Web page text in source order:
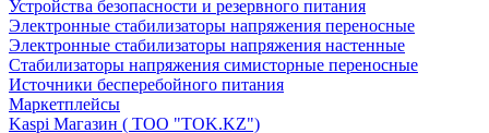
Устройства безопасности и резервного питания
Электронные стабилизаторы напряжения переносные
Электронные стабилизаторы напряжения настенные
Стабилизаторы напряжения симисторные переносные
Источники бесперебойного питания
Маркетплейсы
Kaspi Магазин ( ТОО "TOK.KZ")